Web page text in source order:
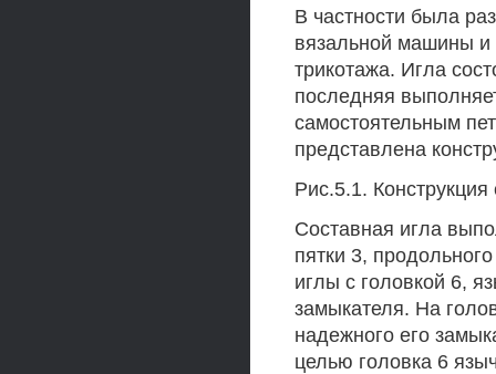
В частности была
вязальной машины и
трикотажа. Игла
последняя
самостоятельным
представлена
Рис.5.1.
Составная игла
пятки 3,
иглы с головкой 6,
замыкателя. На
надежного его
целью головка 6